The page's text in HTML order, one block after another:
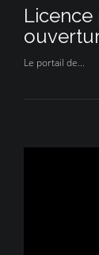
Licence
Le portail de...